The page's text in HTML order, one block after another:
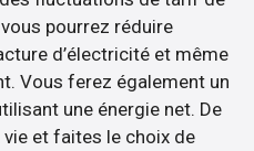
pourrez réduire
d’électricité et même
Vous ferez également un
une énergie net. De
et faites le choix de